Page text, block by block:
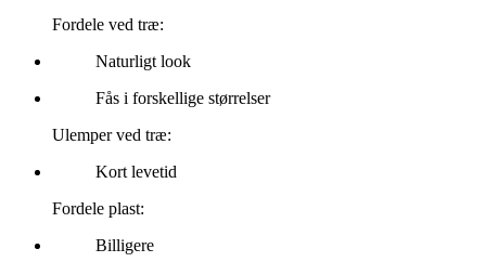
Fordele ved træ:
Naturligt look
Fås i forskellige størrelser
Ulemper ved træ:
Kort levetid
Fordele plast:
Billigere